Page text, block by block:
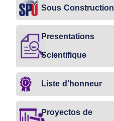
Sous Construction
Presentations
Scientifique
Liste d'honneur
Proyectos de